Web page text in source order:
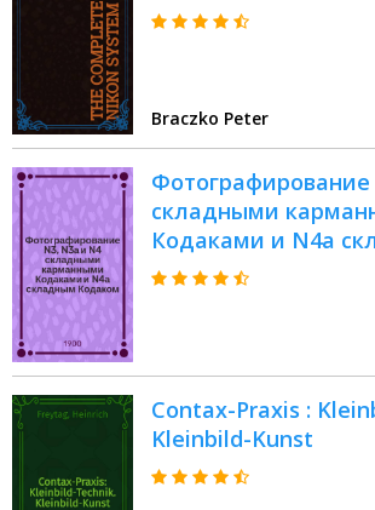
Braczko Peter
Фотографирование
складными
Кодаками и N4а
Кодаком
Contax-Praxis :
Kleinbild-Kunst